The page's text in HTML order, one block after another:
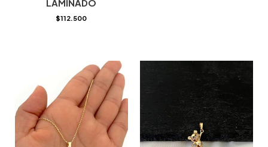
LAMINADO
$112.500